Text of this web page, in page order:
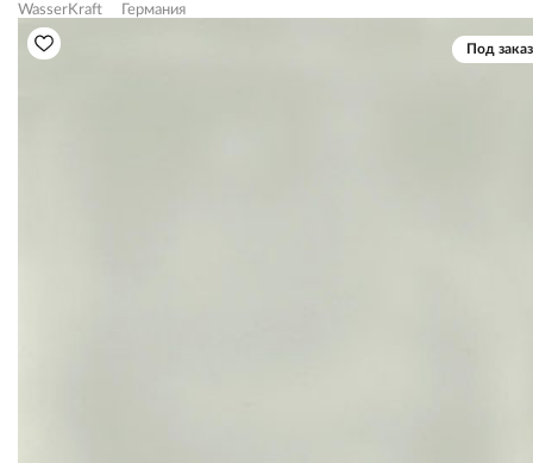
WasserKraft Германия
Под заказ